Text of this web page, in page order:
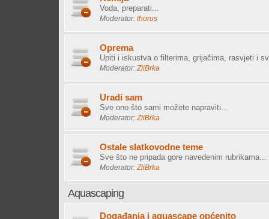
Voda, preparati...
Moderator: thorus
Oprema
Upiti i iskustva o filterima, grijačima, rasvjeti i
Moderator: ZliBrka
Uradi sam
Sve ono što sami možete napraviti...
Moderator: ZliBrka
Ostale slatkovodne teme
Sve što ne pripada gore navedenim rubrikama...
Moderator: ZliBrka
Aquascaping
Događanja i aquascape općenito